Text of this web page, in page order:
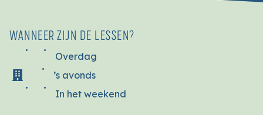
WANNEER ZIJN DE LESSEN?
Overdag
’s avonds
In het weekend